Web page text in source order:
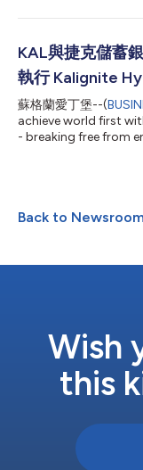
能強大、面向未來，
彈性創新的呼聲越來
決方案提供全套附加
閘道器和進階安全性
的交易集。它還能讓
客戶體驗。 高度可擴
KTH在雲端或
助銀行減低擁有權的
KAL與捷克儲蓄
執行 Kalignite
蘇格蘭愛丁堡--(
achieve world first
- breaking free from
Back to
Wish
this